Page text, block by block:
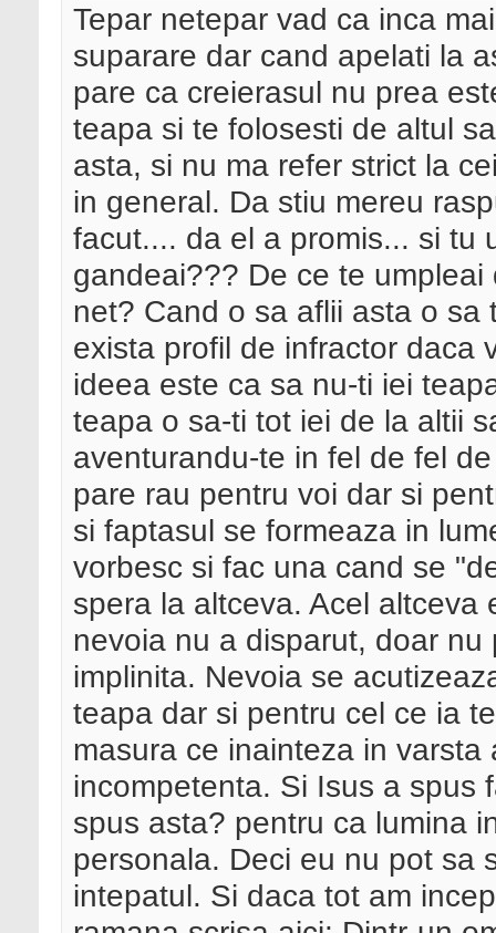
Tepar netepar vad ca inca
suparare dar cand apelati la
pare ca creierasul nu prea
teapa si te folosesti de altul
asta, si nu ma refer strict la
in general. Da stiu mereu
facut.... da el a promis... si tu
gandeai??? De ce te
net? Cand o sa aflii asta o
exista profil de infractor daca
ideea este ca sa nu-ti iei
teapa o sa-ti tot iei de la altii
aventurandu-te in fel de fel
pare rau pentru voi dar si
si faptasul se formeaza in
vorbesc si fac una cand se
spera la altceva. Acel
nevoia nu a disparut, doar
implinita. Nevoia se
teapa dar si pentru cel ce ia
masura ce inainteza in
incompetenta. Si Isus a spus
spus asta? pentru ca lumina
personala. Deci eu nu pot sa
intepatul. Si daca tot am